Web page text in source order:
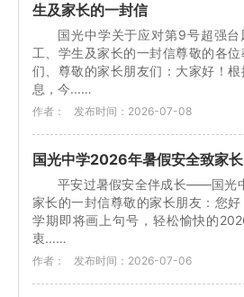
生及家长的一封信
国光中学关于应对第9号超强台
工、学生及家长的一封信尊敬的各
们、尊敬的家长朋友们：大家好！
息，今...…
作者： 发布时间：2026-07-08
国光中学2026年暑假安全致家
平安过暑假安全伴成长——国光
家长的一封信尊敬的家长朋友：您
学期即将画上句号，轻松愉快的
衷...…
作者： 发布时间：2026-07-06